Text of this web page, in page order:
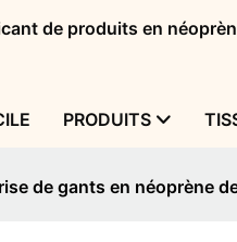
de produits en
PRODUITS
de gants en néoprène